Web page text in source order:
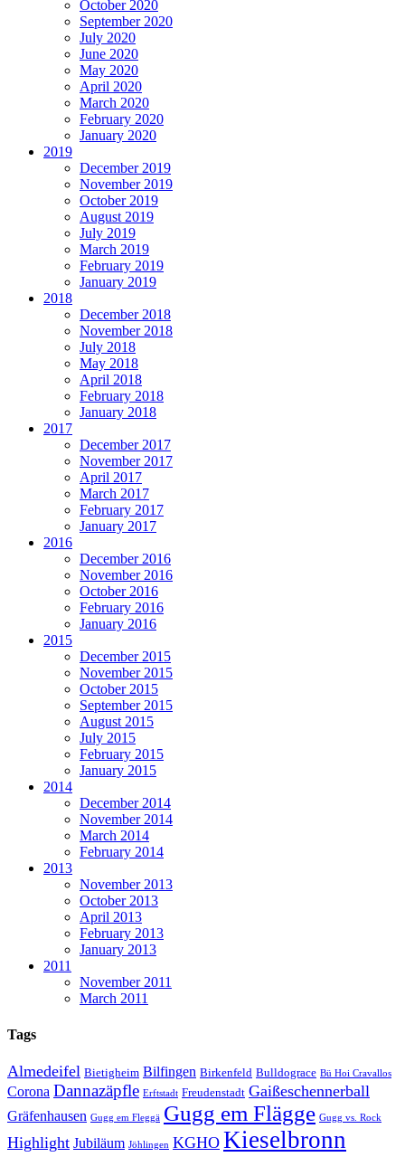
October 2020
September 2020
July 2020
June 2020
May 2020
April 2020
March 2020
February 2020
January 2020
2019
December 2019
November 2019
October 2019
August 2019
July 2019
March 2019
February 2019
January 2019
2018
December 2018
November 2018
July 2018
May 2018
April 2018
February 2018
January 2018
2017
December 2017
November 2017
April 2017
March 2017
February 2017
January 2017
2016
December 2016
November 2016
October 2016
February 2016
January 2016
2015
December 2015
November 2015
October 2015
September 2015
August 2015
July 2015
February 2015
January 2015
2014
December 2014
November 2014
March 2014
February 2014
2013
November 2013
October 2013
April 2013
February 2013
January 2013
2011
November 2011
March 2011
Tags
Almedeifel Bietigheim Bilfingen Birkenfeld Bulldograce Bü Hoi Cravallos
Corona Dannazäpfle Erftstadt Freudenstadt Gaißeschennerball
Gräfenhausen Gugg em Fleggä Gugg em Flägge Gugg vs. Rock
Highlight Jubiläum Jöhlingen KGHO Kieselbronn